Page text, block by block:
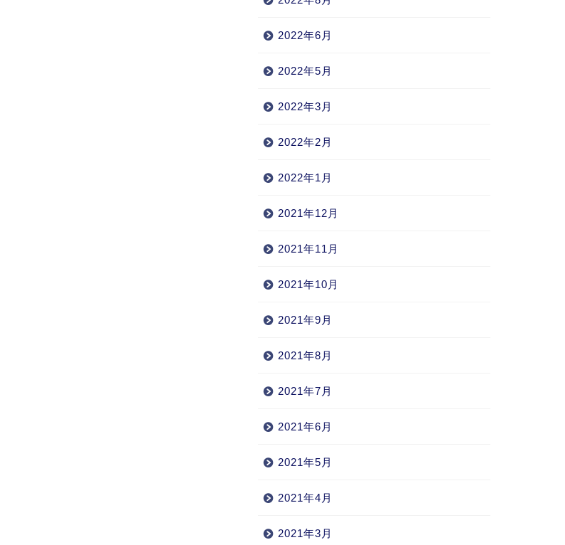
2022年6月
2022年5月
2022年3月
2022年2月
2022年1月
2021年12月
2021年11月
2021年10月
2021年9月
2021年8月
2021年7月
2021年6月
2021年5月
2021年4月
2021年3月